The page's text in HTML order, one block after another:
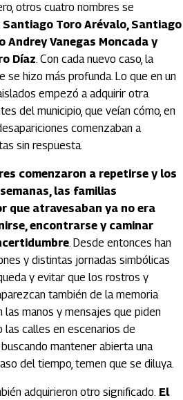
otros cuatro nombres se
Santiago Toro Arévalo, Santiago
Andrey Vanegas Moncada y
Díaz. Con cada nuevo caso, la
se hizo más profunda. Lo que en un
empezó a adquirir otra
del municipio, que veían cómo, en
comenzaban a
sin respuesta.
comenzaron a repetirse y los
las familias
que atravesaban ya no era
encontrarse y caminar
. Desde entonces han
y distintas jornadas simbólicas
y evitar que los rostros y
también de la memoria
manos y mensajes que piden
las calles en escenarios de
mantener abierta una
del tiempo, temen que se diluya.
adquirieron otro significado. El